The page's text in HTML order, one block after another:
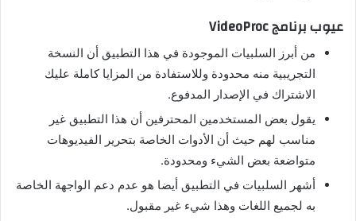
عيوب برنامج VideoProc
من أبرز السلبيات الموجودة في هذا التطبيق أن النسخة
التجريبية منه محدودة وللاستفادة من المزايا كاملة عليك
الاشتراك في الإصدار المدفوع.
يقول بعض المستخدمين المحترفين أن هذا التطبيق غير
مناسب لهم حيث أن الأدوات الخاصة بتحرير الفيديوهات
متواضعة بعض الشيء ومحدودة.
أشهر السلبيات في التطبيق أيضا هو عدم دعم الواجهة الخاصة
به لجميع اللغات وهذا شيء غير مقبول.